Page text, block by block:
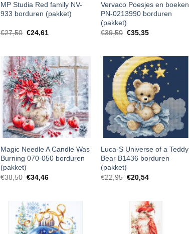
MP Studia Red family NV-
933 borduren (pakket)
€27,50 €24,61
Vervaco Poesjes en boeken
PN-0213990 borduren
(pakket)
€39,50 €35,35
Magic Needle A Candle Was
Burning 070-050 borduren
(pakket)
€38,50 €34,46
Luca-S Universe of a Teddy
Bear B1436 borduren
(pakket)
€22,95 €20,54